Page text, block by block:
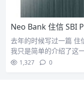
Neo Bank 住信 SBI
去年的时候写过一篇 住
我只是简单的介绍了这
1,327 0